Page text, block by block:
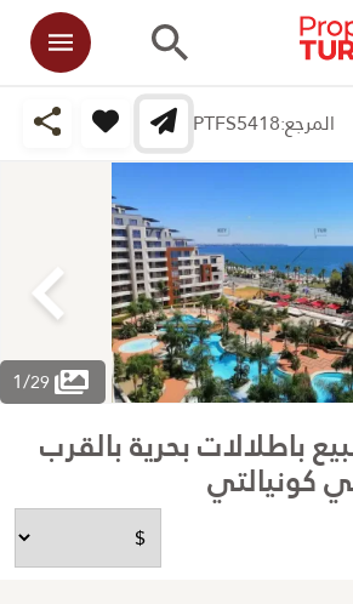
المرجع:PTFS5418
1/29
باطلالات بحرية بالقرب
كونيالتي